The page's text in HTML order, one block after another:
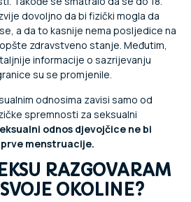
dovoljno da bi fizički mogla da
a da to kasnije nema posljedice na
zdravstveno stanje. Međutim,
informacije o sazrijevanju
su se promjenile.
odnosima zavisi samo od
spremnosti za seksualni
odnos djevojčice ne bi
menstruacije.
RAZGOVARAM
OKOLINE?